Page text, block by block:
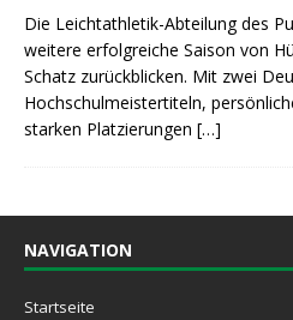
Die Leichtathletik-Abteilung des
weitere erfolgreiche Saison von
Schatz zurückblicken. Mit zwei
Hochschulmeistertiteln,
starken Platzierungen […]
NAVIGATION
Startseite